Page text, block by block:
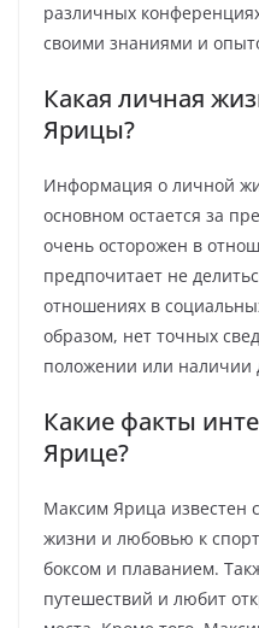
различных
своими знаниями и
Какая личная
Ярицы?
Информация о личной
основном остается за
очень осторожен в
предпочитает не
отношениях в
образом, нет точных
положении или наличии
Какие факты
Ярице?
Максим Ярица известен
жизни и любовью к
боксом и плаванием.
путешествий и любит